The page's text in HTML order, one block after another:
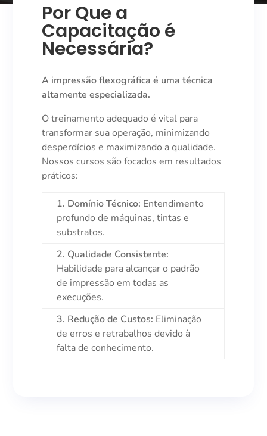
Por Que a
Capacitação é
Necessária?
A impressão flexográfica é uma técnica
altamente especializada.
O treinamento adequado é vital para
transformar sua operação, minimizando
desperdícios e maximizando a qualidade.
Nossos cursos são focados em resultados
práticos:
1. Domínio Técnico: Entendimento
profundo de máquinas, tintas e
substratos.
2. Qualidade Consistente:
Habilidade para alcançar o padrão
de impressão em todas as
execuções.
3. Redução de Custos: Eliminação
de erros e retrabalhos devido à
falta de conhecimento.